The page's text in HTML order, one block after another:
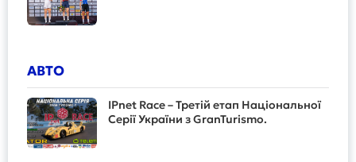
АВТО
IPnet Race – Третій етап Національної
Серії України з GranTurismo.